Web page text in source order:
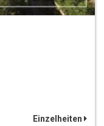
Einzelheiten